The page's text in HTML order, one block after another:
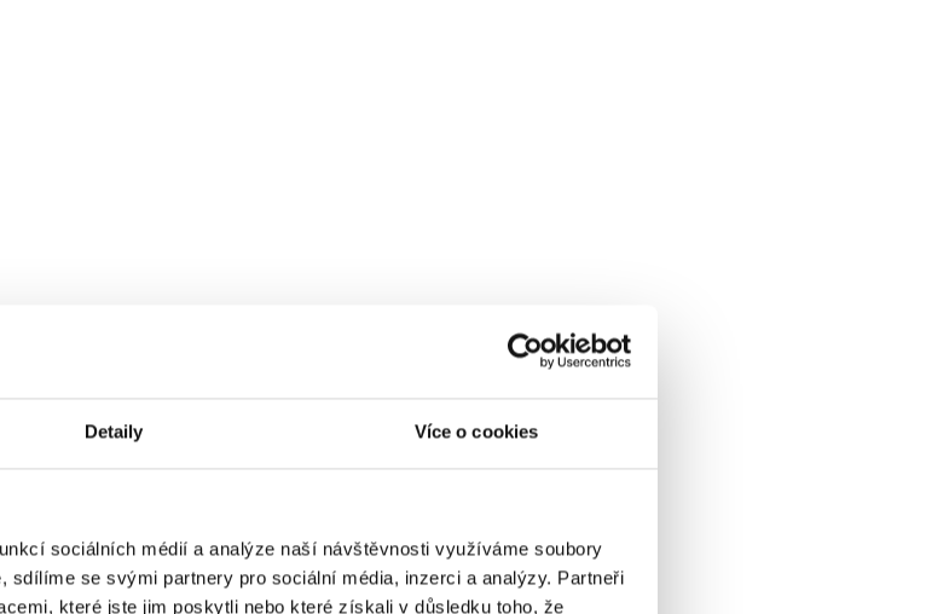
Detaily Více o cookies
sociálních médií a analýze naší návštěvnosti využíváme soubory
sdílíme se svými partnery pro sociální média, inzerci a analýzy. Partneři
které jste jim poskytli nebo které získali v důsledku toho, že